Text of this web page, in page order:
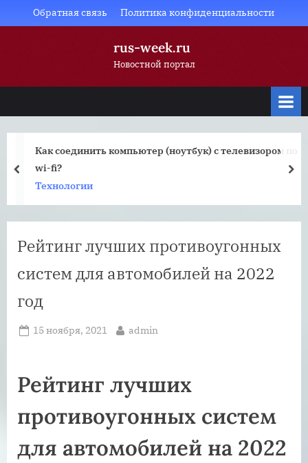
to
Обратная связь Политика конфиденциальности
rus-week.ru
Новостной портал
Как соединить компьютер (ноутбук) с телевизором по
wi-fi?
Технологии
prev
Рейтинг лучших противоугонных
систем для автомобилей на 2022
год
Posted
15 ноября, 2021 By
admin
Рейтинг лучших
противоугонных систем
для автомобилей на 2022